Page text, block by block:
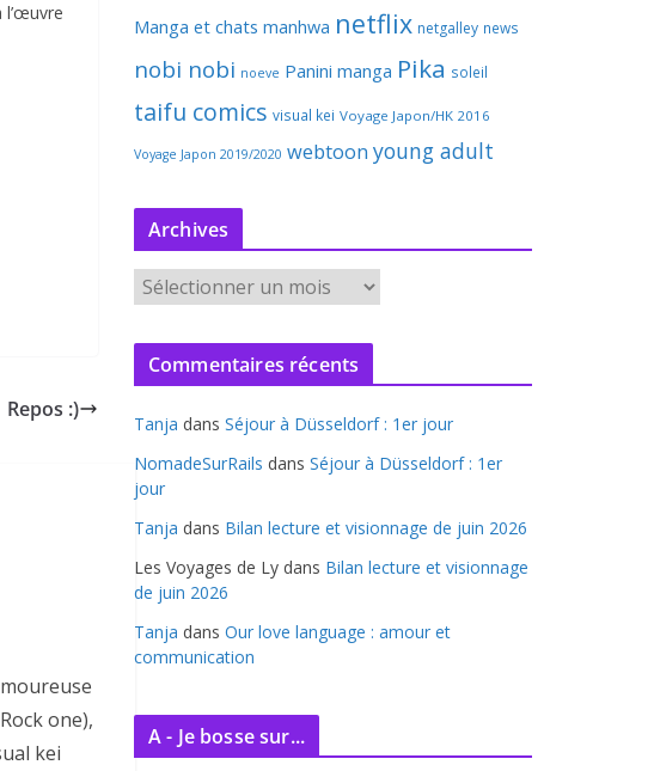
l’œuvre
Repos :)
one),
kei
Manga et chats manhwa netflix netgalley news
nobi nobi noeve Panini manga Pika soleil
taifu comics visual kei Voyage Japon/HK 2016
Voyage Japon 2019/2020 webtoon young adult
Archives
r
c
v
e
s
Commentaires récents
Tanja dans Séjour à Düsseldorf : 1er jour
NomadeSurRails dans Séjour à Düsseldorf : 1er
jour
Tanja dans Bilan lecture et visionnage de juin 2026
Les Voyages de Ly dans Bilan lecture et visionnage
de juin 2026
Tanja dans Our love language : amour et
communication
A - Je bosse sur...